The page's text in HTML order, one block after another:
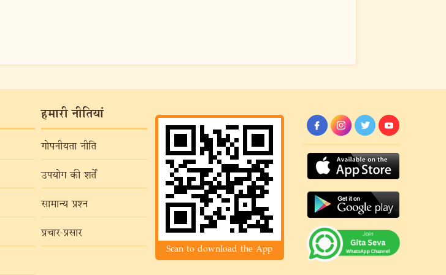
हमारी नीतियां
गोपनीयता नीति
उपयोग की शर्तें
सामान्य प्रश्न
प्रचार-प्रसार
Scan to download the App